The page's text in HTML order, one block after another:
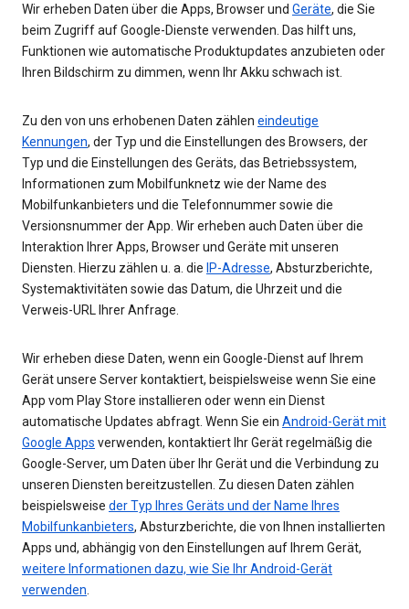
Wir erheben Daten über die Apps, Browser und Geräte, die Sie
beim Zugriff auf Google-Dienste verwenden. Das hilft uns,
Funktionen wie automatische Produktupdates anzubieten oder
Ihren Bildschirm zu dimmen, wenn Ihr Akku schwach ist.
Zu den von uns erhobenen Daten zählen eindeutige
Kennungen, der Typ und die Einstellungen des Browsers, der
Typ und die Einstellungen des Geräts, das Betriebssystem,
Informationen zum Mobilfunknetz wie der Name des
Mobilfunkanbieters und die Telefonnummer sowie die
Versionsnummer der App. Wir erheben auch Daten über die
Interaktion Ihrer Apps, Browser und Geräte mit unseren
Diensten. Hierzu zählen u. a. die IP-Adresse, Absturzberichte,
Systemaktivitäten sowie das Datum, die Uhrzeit und die
Verweis-URL Ihrer Anfrage.
Wir erheben diese Daten, wenn ein Google-Dienst auf Ihrem
Gerät unsere Server kontaktiert, beispielsweise wenn Sie eine
App vom Play Store installieren oder wenn ein Dienst
automatische Updates abfragt. Wenn Sie ein Android-Gerät mit
Google Apps verwenden, kontaktiert Ihr Gerät regelmäßig die
Google-Server, um Daten über Ihr Gerät und die Verbindung zu
unseren Diensten bereitzustellen. Zu diesen Daten zählen
beispielsweise der Typ Ihres Geräts und der Name Ihres
Mobilfunkanbieters, Absturzberichte, die von Ihnen installierten
Apps und, abhängig von den Einstellungen auf Ihrem Gerät,
weitere Informationen dazu, wie Sie Ihr Android-Gerät
verwenden.